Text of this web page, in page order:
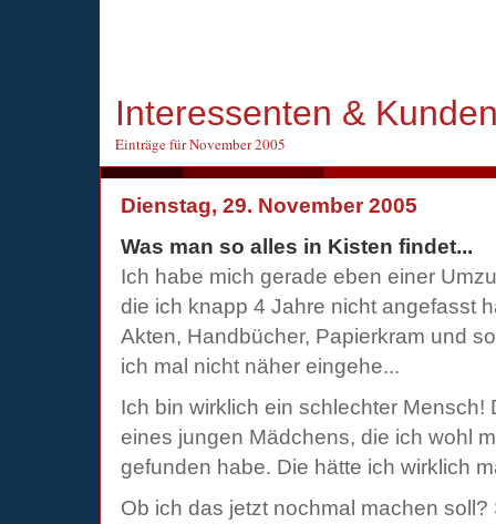
Interessenten &
Einträge für November 2005
Dienstag, 29. November 2005
Was man so alles in Kisten findet...
Ich habe mich gerade eben einer
die ich knapp 4 Jahre nicht angefasst
Akten, Handbücher, Papierkram und
ich mal nicht näher eingehe...
Ich bin wirklich ein schlechter Mensch!
eines jungen Mädchens, die ich wohl
gefunden habe. Die hätte ich wirklich
Ob ich das jetzt nochmal machen